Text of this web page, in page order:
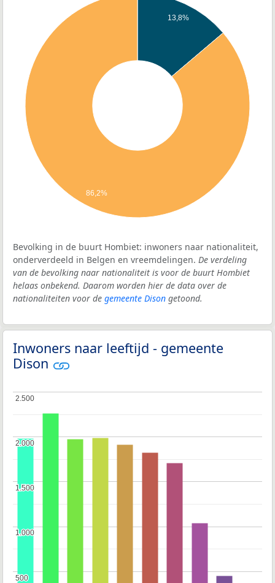
13,8%
86,2%
Bevolking in de buurt Hombiet: inwoners naar nationaliteit,
onderverdeeld in Belgen en vreemdelingen. De verdeling
van de bevolking naar nationaliteit is voor de buurt Hombiet
helaas onbekend. Daarom worden hier de data over de
nationaliteiten voor de gemeente Dison getoond.
Inwoners naar leeftijd - gemeente
Dison
500
500
1.000
1.000
1.500
1.500
2.000
2.000
2.500
2.500